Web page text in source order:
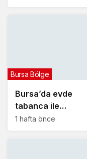
Bursa’da evde
tabanca ile
vurulmuş halde ölü
Bursa Bölge
1 hafta önce